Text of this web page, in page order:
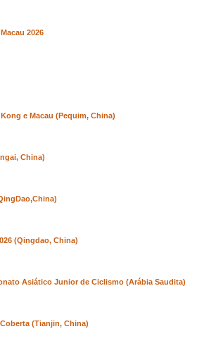
2026
e Macau (Pequim, China)
China)
(Qingdao, China)
Asiático Junior de Ciclismo (Arábia Saudita)
(Tianjin, China)